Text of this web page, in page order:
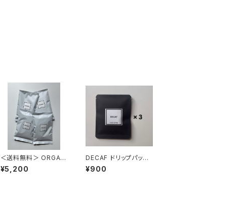
＜送料無料＞ ORGANI
C 100g 4袋
¥5,200
DECAF ドリップパック
3個
¥900